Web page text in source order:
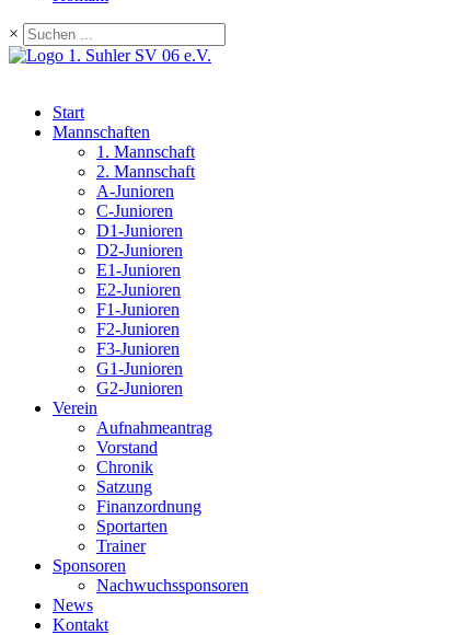
×
Start
Mannschaften
1. Mannschaft
2. Mannschaft
A-Junioren
C-Junioren
D1-Junioren
D2-Junioren
E1-Junioren
E2-Junioren
F1-Junioren
F2-Junioren
F3-Junioren
G1-Junioren
G2-Junioren
Verein
Aufnahmeantrag
Vorstand
Chronik
Satzung
Finanzordnung
Sportarten
Trainer
Sponsoren
Nachwuchssponsoren
News
Kontakt